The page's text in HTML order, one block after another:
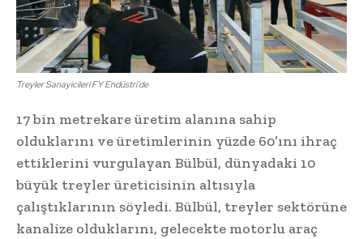
Treyler Sanayicileri FY Endüstri’de
17 bin metrekare üretim alanına sahip
olduklarını ve üretimlerinin yüzde 60’ını ihraç
ettiklerini vurgulayan Bülbül, dünyadaki 10
büyük treyler üreticisinin altısıyla
çalıştıklarının söyledi. Bülbül, treyler sektörüne
kanalize olduklarını, gelecekte motorlu araç